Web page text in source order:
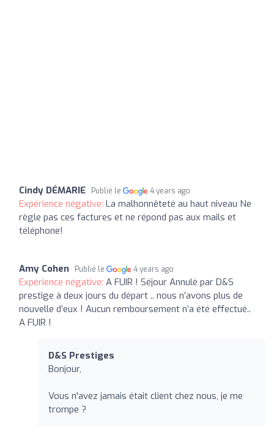
Cindy DÉMARIE Publié le 4 years ago
Expérience négative: La malhonnêteté au haut niveau Ne
règle pas ces factures et ne répond pas aux mails et
téléphone!
Amy Cohen Publié le 4 years ago
Expérience négative: A FUIR ! Séjour Annulé par D&S
prestige à deux jours du départ .. nous n’avons plus de
nouvelle d’eux ! Aucun remboursement n’a été effectué..
A FUIR !
D&S Prestiges
Bonjour,
Vous n'avez jamais était client chez nous, je me
trompe ?